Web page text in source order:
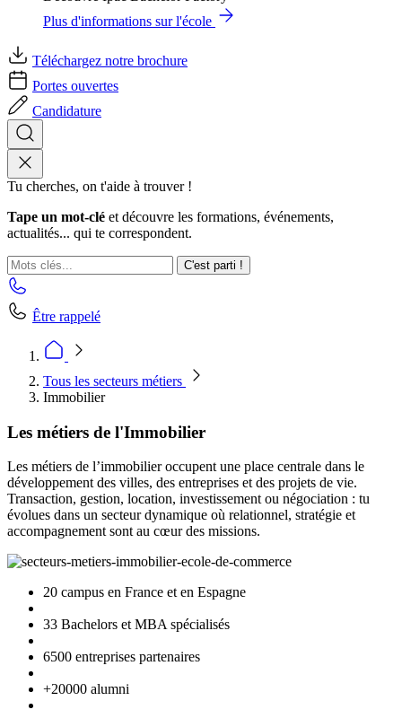
Plus d'informations sur l'école
Téléchargez notre brochure
Portes ouvertes
Candidature
Tu cherches, on t'aide à trouver !
Tape un mot-clé et découvre les formations, événements,
actualités... qui te correspondent.
C'est parti !
Être rappelé
Tous les secteurs métiers
Immobilier
Les métiers de l'Immobilier
Les métiers de l’immobilier occupent une place centrale dans le
développement des villes, des entreprises et des projets de vie.
Transaction, gestion, location, investissement ou négociation : tu
évolues dans un secteur dynamique où relationnel, stratégie et
accompagnement sont au cœur des missions.
20 campus en France et en Espagne
33 Bachelors et MBA spécialisés
6500 entreprises partenaires
+20000 alumni